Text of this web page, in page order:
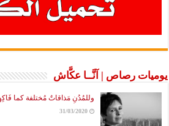
يوميات رصاص | آنَّــا عكَّاش
وللمُدُنِ مَذاقاتٌ مُختلفة كما
31/03/2020